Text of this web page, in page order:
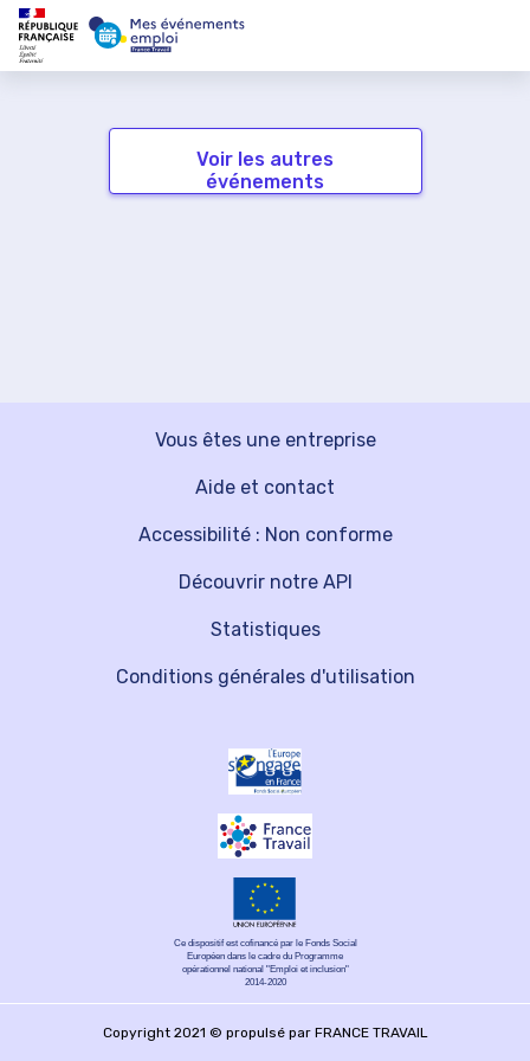
Voir les autres
événements
Vous êtes une entreprise
Découvrir notre API
Aide et contact
Statistiques
Accessibilité : Non conforme
Conditions générales d'utilisation
Ce dispositif est cofinancé par le Fonds Social
Européen dans le cadre du Programme
opérationnel national "Emploi et inclusion"
2014-2020
Copyright 2021 © propulsé par FRANCE TRAVAIL